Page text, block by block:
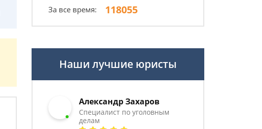
За все время: 118055
Наши лучшие юристы
Александр Захаров
Специалист по уголовным
делам